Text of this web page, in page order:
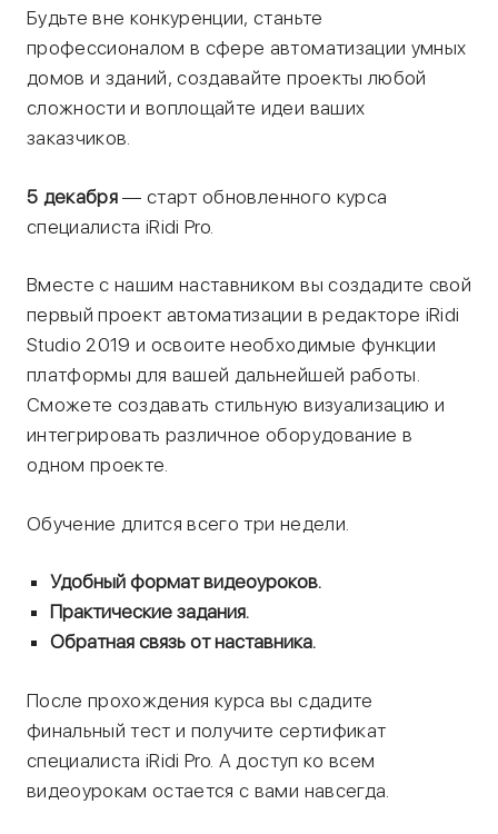
Будьте вне конкуренции, станьте
профессионалом в сфере автоматизации умных
домов и зданий, создавайте проекты любой
сложности и воплощайте идеи ваших
заказчиков.
5 декабря— старт обновленного курса
специалиста iRidi Pro.
Вместе с нашим наставником вы создадите свой
первый проект автоматизации в редакторе iRidi
Studio 2019 и освоите необходимые функции
платформы для вашей дальнейшей работы.
Сможете создавать стильную визуализацию и
интегрировать различное оборудование в
одном проекте.
Обучение длится всего три недели.
Удобный формат видеоуроков.
Практические задания.
Обратная связь от наставника.
После прохождения курса вы сдадите
финальный тест и получите сертификат
специалиста iRidi Pro. А доступ ко всем
видеоурокам остается с вами навсегда.